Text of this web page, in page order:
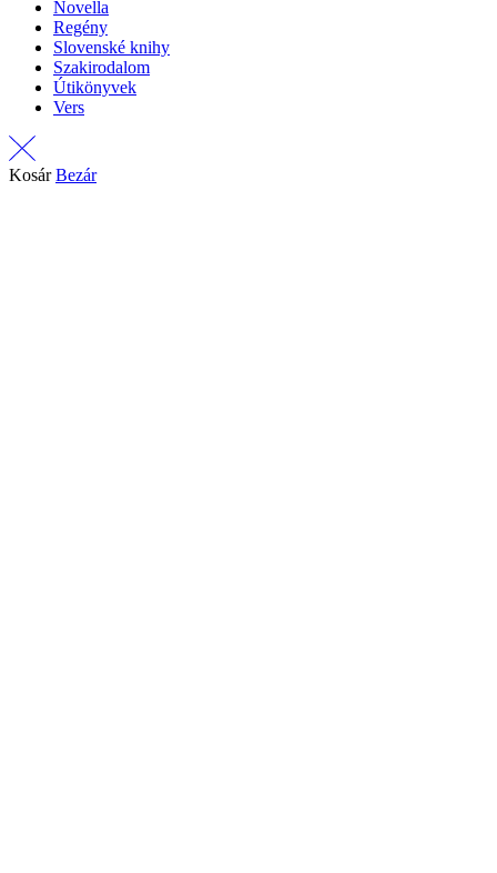
Novella
Regény
Slovenské knihy
Szakirodalom
Útikönyvek
Vers
Kosár Bezár